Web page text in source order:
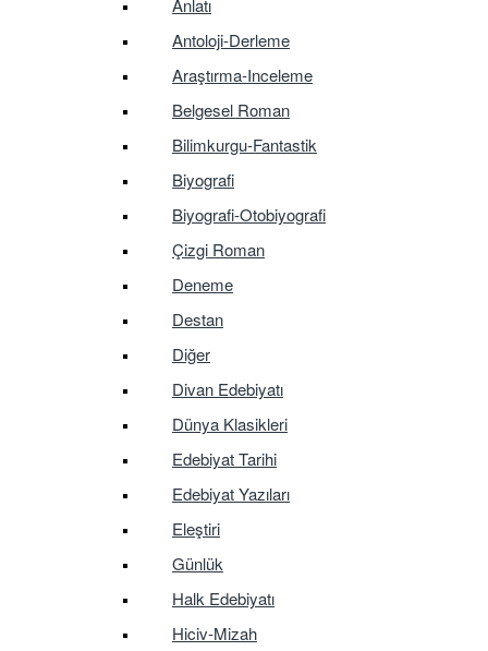
Antoloji-Derleme
Araştırma-Inceleme
Belgesel Roman
Bilimkurgu-Fantastik
Biyografi
Biyografi-Otobiyografi
Çizgi Roman
Deneme
Destan
Diğer
Divan Edebiyatı
Dünya Klasikleri
Edebiyat Tarihi
Edebiyat Yazıları
Eleştiri
Günlük
Halk Edebiyatı
Hiciv-Mizah